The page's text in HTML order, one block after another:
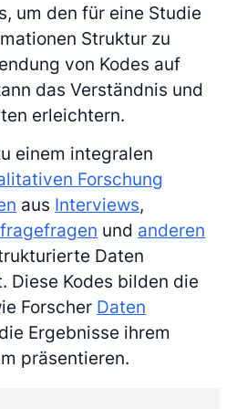
um den für eine Studie
Struktur zu
von Kodes auf
das Verständnis und
erleichtern.
einem integralen
Forschung
aus Interviews,
und anderen
Daten
Diese Kodes bilden die
Forscher Daten
Ergebnisse ihrem
präsentieren.